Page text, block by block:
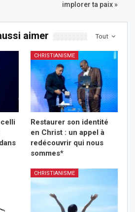
implorer ta paix »
Tout
aimer
CHRISTIANISME
Restaurer son identité
en Christ : un appel à
redécouvrir qui nous
sommes*
CHRISTIANISME